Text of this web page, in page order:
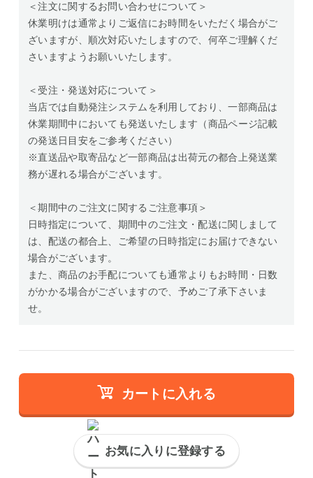
＜注文に関するお問い合わせについて＞
休業明けは通常よりご返信にお時間をいただく場合がご
ざいますが、順次対応いたしますので、何卒ご理解くだ
さいますようお願いいたします。
＜受注・発送対応について＞
当店では自動発注システムを利用しており、一部商品は
休業期間中においても発送いたします（商品ページ記載
の発送日目安をご参考ください）
※直送品や取寄品など一部商品は出荷元の都合上発送業
務が遅れる場合がございます。
＜期間中のご注文に関するご注意事項＞
日時指定について、期間中のご注文・配送に関しまして
は、配送の都合上、ご希望の日時指定にお届けできない
場合がございます。
また、商品のお手配についても通常よりもお時間・日数
がかかる場合がございますので、予めご了承下さいま
せ。
カートに入れる
お気に入りに登録する